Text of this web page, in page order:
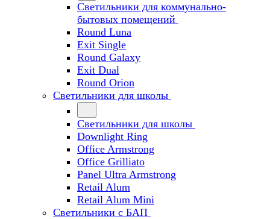
Светильники для коммунально-
бытовых помещений
Round Luna
Exit Single
Round Galaxy
Exit Dual
Round Orion
Светильники для школы
Светильники для школы
Downlight Ring
Office Armstrong
Office Grilliato
Panel Ultra Armstrong
Retail Alum
Retail Alum Mini
Светильники с БАП